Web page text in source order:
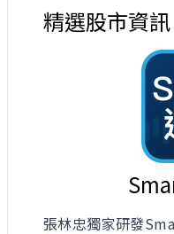
精選股市資訊
張林忠獨家研發